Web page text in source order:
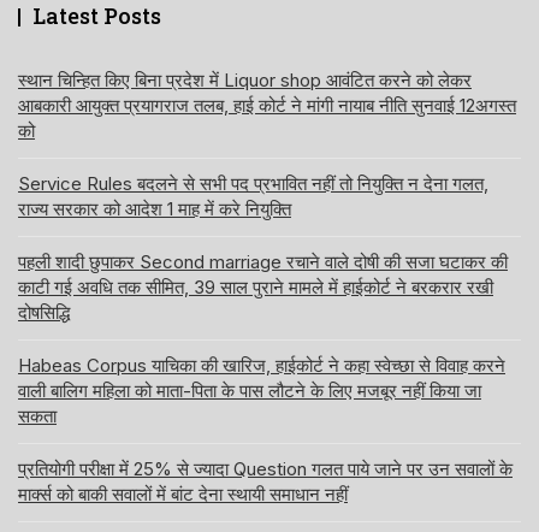
Latest Posts
स्थान चिन्हित किए बिना प्रदेश में Liquor shop आवंटित करने को लेकर
आबकारी आयुक्त प्रयागराज तलब, हाई कोर्ट ने मांगी नायाब नीति सुनवाई 12अगस्त
को
Service Rules बदलने से सभी पद प्रभावित नहीं तो नियुक्ति न देना गलत,
राज्य सरकार को आदेश 1 माह में करे नियुक्ति
पहली शादी छुपाकर Second marriage रचाने वाले दोषी की सजा घटाकर की
काटी गई अवधि तक सीमित, 39 साल पुराने मामले में हाईकोर्ट ने बरकरार रखी
दोषसिद्धि
Habeas Corpus याचिका की खारिज, हाईकोर्ट ने कहा स्वेच्छा से विवाह करने
वाली बालिग महिला को माता-पिता के पास लौटने के लिए मजबूर नहीं किया जा
सकता
प्रतियोगी परीक्षा में 25% से ज्यादा Question गलत पाये जाने पर उन सवालों के
मार्क्स को बाकी सवालों में बांट देना स्थायी समाधान नहीं